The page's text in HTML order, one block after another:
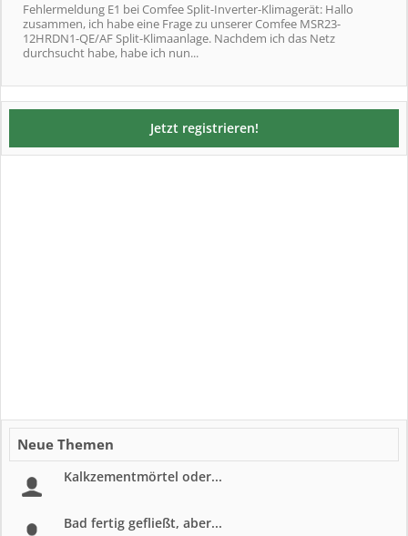
Fehlermeldung E1 bei Comfee Split-Inverter-Klimagerät: Hallo
zusammen, ich habe eine Frage zu unserer Comfee MSR23-
12HRDN1-QE/AF Split-Klimaanlage. Nachdem ich das Netz
durchsucht habe, habe ich nun...
Jetzt registrieren!
Neue Themen
Kalkzementmörtel oder...
Bad fertig gefließt, aber...